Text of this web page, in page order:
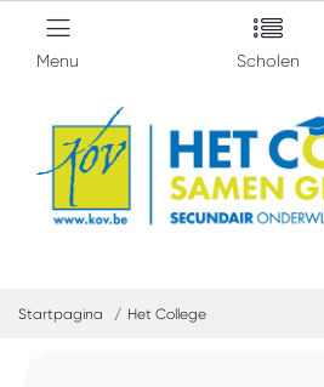
Menu Scholen
Startpagina Het College